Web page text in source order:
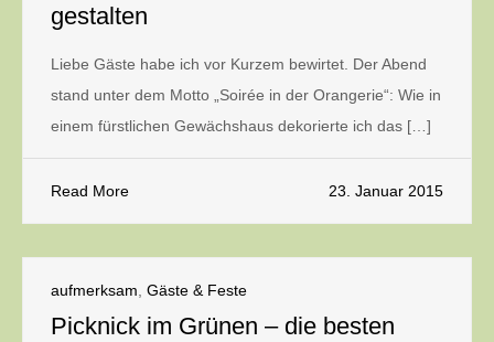
gestalten
Liebe Gäste habe ich vor Kurzem bewirtet. Der Abend
stand unter dem Motto „Soirée in der Orangerie“: Wie in
einem fürstlichen Gewächshaus dekorierte ich das […]
Read More 23. Januar 2015
aufmerksam Gäste & Feste
Picknick im Grünen – die besten